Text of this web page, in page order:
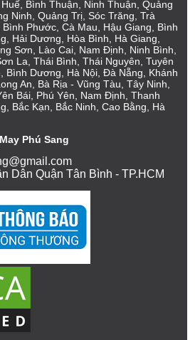
Bình Thuận, Ninh Thuận, Quảng
Ninh, Quảng Trị, Sóc Trăng, Trà
Phước, Cà Mau, Hậu Giang, Bình
Hải Dương, Hòa Bình, Hà Giang,
Sơn, Lào Cai, Nam Định, Ninh Bình,
La, Thái Bình, Thái Nguyên, Tuyên
Bình Dương, Hà Nội, Đà Nẵng, Khánh
An, Bà Rịa - Vũng Tàu, Tây Ninh,
Bái, Phú Yên, Nam Định, Thanh
Bắc Kạn, Bắc Ninh, Cao Bằng, Hà
Phú Sang
Dân Quận Tân Bình - TP.HCM